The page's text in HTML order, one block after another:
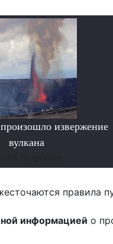
извержение
вулкана
правила
информацией о